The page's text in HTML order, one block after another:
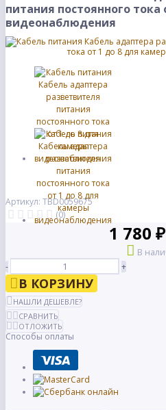
питания постоянного
видеонаблюдения
Артикул: TBD0059675
(0)
1 780 ₽
В
-
+
В КОРЗИНУ
НАШЛИ ДЕШЕВЛЕ?
СРАВНИТЬ
ОТЛОЖИТЬ
Способы оплаты